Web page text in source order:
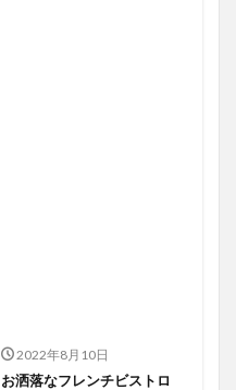
2022年8月10日
お洒落なフレンチビストロ